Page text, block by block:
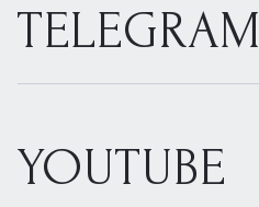
TELEGRAM
YOUTUBE